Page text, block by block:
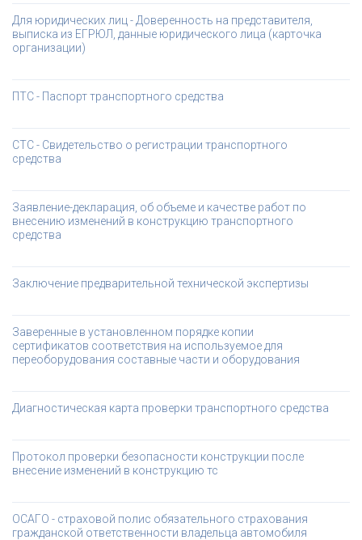
Для юридических лиц - Доверенность на представителя,
выписка из ЕГРЮЛ, данные юридического лица (карточка
организации)
ПТС - Паспорт транспортного средства
СТС - Свидетельство о регистрации транспортного
средства
Заявление-декларация, об объеме и качестве работ по
внесению изменений в конструкцию транспортного
средства
Заключение предварительной технической экспертизы
Заверенные в установленном порядке копии
сертификатов соответствия на используемое для
переоборудования составные части и оборудования
Диагностическая карта проверки транспортного средства
Протокол проверки безопасности конструкции после
внесение изменений в конструкцию тс
ОСАГО - страховой полис обязательного страхования
гражданской ответственности владельца автомобиля